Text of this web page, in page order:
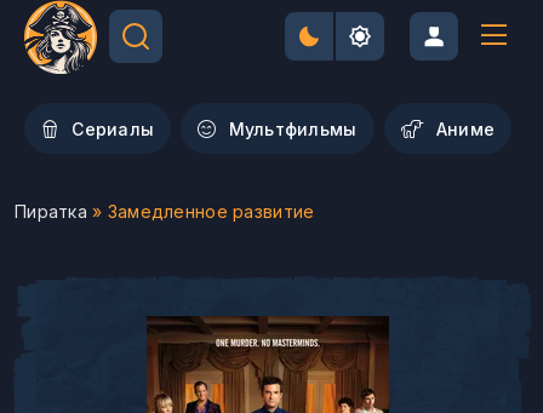
Сериалы Мультфильмы Aниме
Пиратка » Замедленное развитие